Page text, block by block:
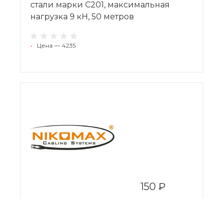
стали марки С201, максимальная
нагрузка 9 кН, 50 метров
• Цена — 4235
150 ₽